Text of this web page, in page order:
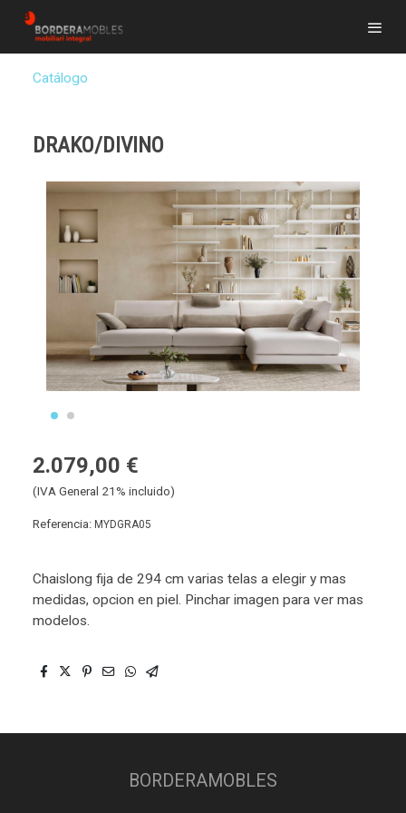
Catálogo
DRAKO/DIVINO
2.079,00 €
(IVA General 21% incluido)
Referencia: MYDGRA05
Chaislong fija de 294 cm varias telas a elegir y mas
medidas, opcion en piel. Pinchar imagen para ver mas
modelos.
BORDERAMOBLES